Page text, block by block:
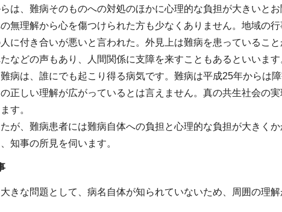
は、難病そのものへの対処のほかに心理的な負担が大きいと
無理解から心を傷つけられた方も少なくありません。地域の
に付き合いが悪いと言われた。外見上は難病を患っているこ
などの声もあり、人間関係に支障を来すこともあるといいます
病は、誰にでも起こり得る病気です。難病は平成25年からは
正しい理解が広がっているとは言えません。真の共生社会の
す。
が、難病患者には難病自体への負担と心理的な負担が大きく
知事の所見を伺います。
きな問題として、病名自体が知られていないため、周囲の理